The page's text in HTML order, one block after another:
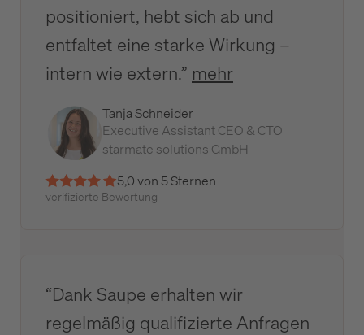
positioniert, hebt sich ab und
entfaltet eine starke Wirkung –
intern wie extern.” mehr
Tanja Schneider
Executive Assistant CEO & CTO
starmate solutions GmbH
5,0 von 5 Sternen
verifizierte Bewertung
“Dank Saupe erhalten wir
regelmäßig qualifizierte Anfragen